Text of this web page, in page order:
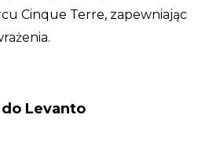
Cinque Terre, zapewniając
Levanto